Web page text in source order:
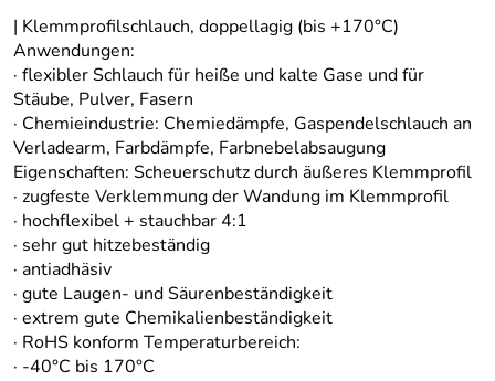
| Klemmprofilschlauch, doppellagig (bis +170°C)
Anwendungen:
· flexibler Schlauch für heiße und kalte Gase und für
Stäube, Pulver, Fasern
· Chemieindustrie: Chemiedämpfe, Gaspendelschlauch an
Verladearm, Farbdämpfe, Farbnebelabsaugung
Eigenschaften: Scheuerschutz durch äußeres Klemmprofil
· zugfeste Verklemmung der Wandung im Klemmprofil
· hochflexibel + stauchbar 4:1
· sehr gut hitzebeständig
· antiadhäsiv
· gute Laugen- und Säurenbeständigkeit
· extrem gute Chemikalienbeständigkeit
· RoHS konform Temperaturbereich:
· -40°C bis 170°C